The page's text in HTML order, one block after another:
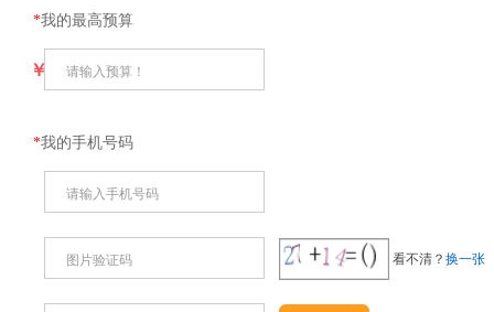
*我的最高预算
￥ 请输入预算！
*我的手机号码
请输入手机号码
图片验证码 看不清？ 换一张